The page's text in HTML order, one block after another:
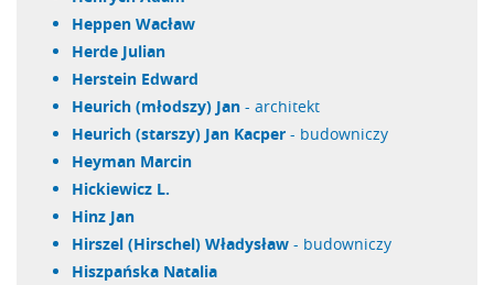
Heppen Wacław
Herde Julian
Herstein Edward
Heurich (młodszy) Jan - architekt
Heurich (starszy) Jan Kacper - budowniczy
Heyman Marcin
Hickiewicz L.
Hinz Jan
Hirszel (Hirschel) Władysław - budowniczy
Hiszpańska Natalia